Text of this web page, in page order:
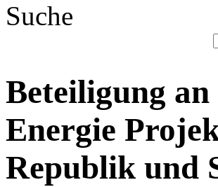
Suche
Beteiligung
Energie
Republik und